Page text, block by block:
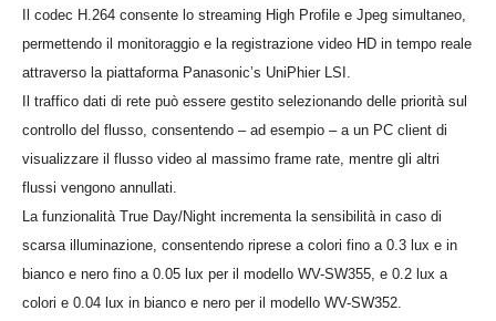
Il codec H.264 consente lo streaming High Profile e Jpeg simultaneo,
permettendo il monitoraggio e la registrazione video HD in tempo reale
attraverso la piattaforma Panasonic’s UniPhier LSI.
Il traffico dati di rete può essere gestito selezionando delle priorità sul
controllo del flusso, consentendo – ad esempio – a un PC client di
visualizzare il flusso video al massimo frame rate, mentre gli altri
flussi vengono annullati.
La funzionalità True Day/Night incrementa la sensibilità in caso di
scarsa illuminazione, consentendo riprese a colori fino a 0.3 lux e in
bianco e nero fino a 0.05 lux per il modello WV-SW355, e 0.2 lux a
colori e 0.04 lux in bianco e nero per il modello WV-SW352.